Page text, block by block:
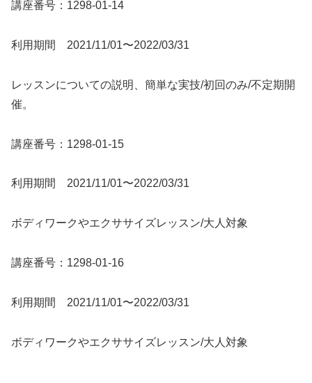
講座番号：1298-01-14
利用期間 2021/11/01〜2022/03/31
レッスンについての説明、簡単な実技/初回のみ/不定期開
催。
講座番号：1298-01-15
利用期間 2021/11/01〜2022/03/31
ボディワークやエクササイズレッスン/大人対象
講座番号：1298-01-16
利用期間 2021/11/01〜2022/03/31
ボディワークやエクササイズレッスン/大人対象